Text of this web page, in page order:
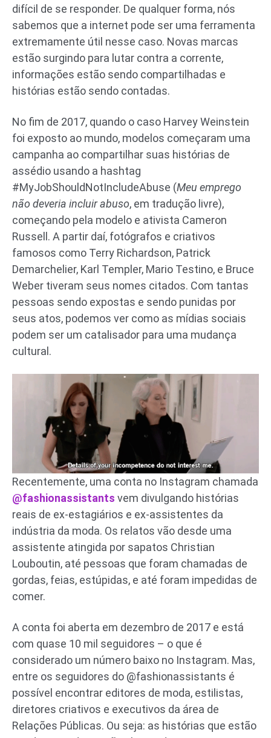
difícil de se responder. De qualquer forma, nós
sabemos que a internet pode ser uma ferramenta
extremamente útil nesse caso. Novas marcas
estão surgindo para lutar contra a corrente,
informações estão sendo compartilhadas e
histórias estão sendo contadas.
No fim de 2017, quando o caso Harvey Weinstein
foi exposto ao mundo, modelos começaram uma
campanha ao compartilhar suas histórias de
assédio usando a hashtag
#MyJobShouldNotIncludeAbuse (Meu emprego
não deveria incluir abuso, em tradução livre),
começando pela modelo e ativista Cameron
Russell. A partir daí, fotógrafos e criativos
famosos como Terry Richardson, Patrick
Demarchelier, Karl Templer, Mario Testino, e Bruce
Weber tiveram seus nomes citados. Com tantas
pessoas sendo expostas e sendo punidas por
seus atos, podemos ver como as mídias sociais
podem ser um catalisador para uma mudança
cultural.
Recentemente, uma conta no Instagram chamada
@fashionassistants vem divulgando histórias
reais de ex-estagiários e ex-assistentes da
indústria da moda. Os relatos vão desde uma
assistente atingida por sapatos Christian
Louboutin, até pessoas que foram chamadas de
gordas, feias, estúpidas, e até foram impedidas de
comer.
A conta foi aberta em dezembro de 2017 e está
com quase 10 mil seguidores – o que é
considerado um número baixo no Instagram. Mas,
entre os seguidores do @fashionassistants é
possível encontrar editores de moda, estilistas,
diretores criativos e executivos da área de
Relações Públicas. Ou seja: as histórias que estão